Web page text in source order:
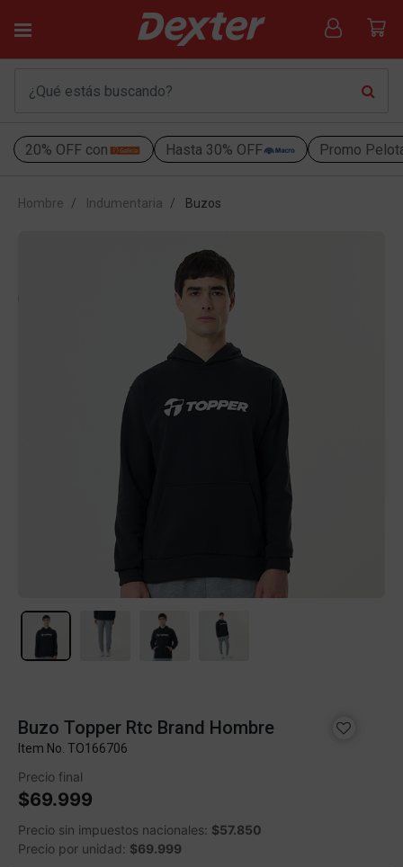
20% OFF con Hasta 30% OFF Promo
Hombre Indumentaria Buzos
Buzo Topper Rtc Brand Hombre
Item No. TO166706
Precio final
$69.999
Precio sin impuestos nacionales: $57.850
Precio por unidad: $69.999